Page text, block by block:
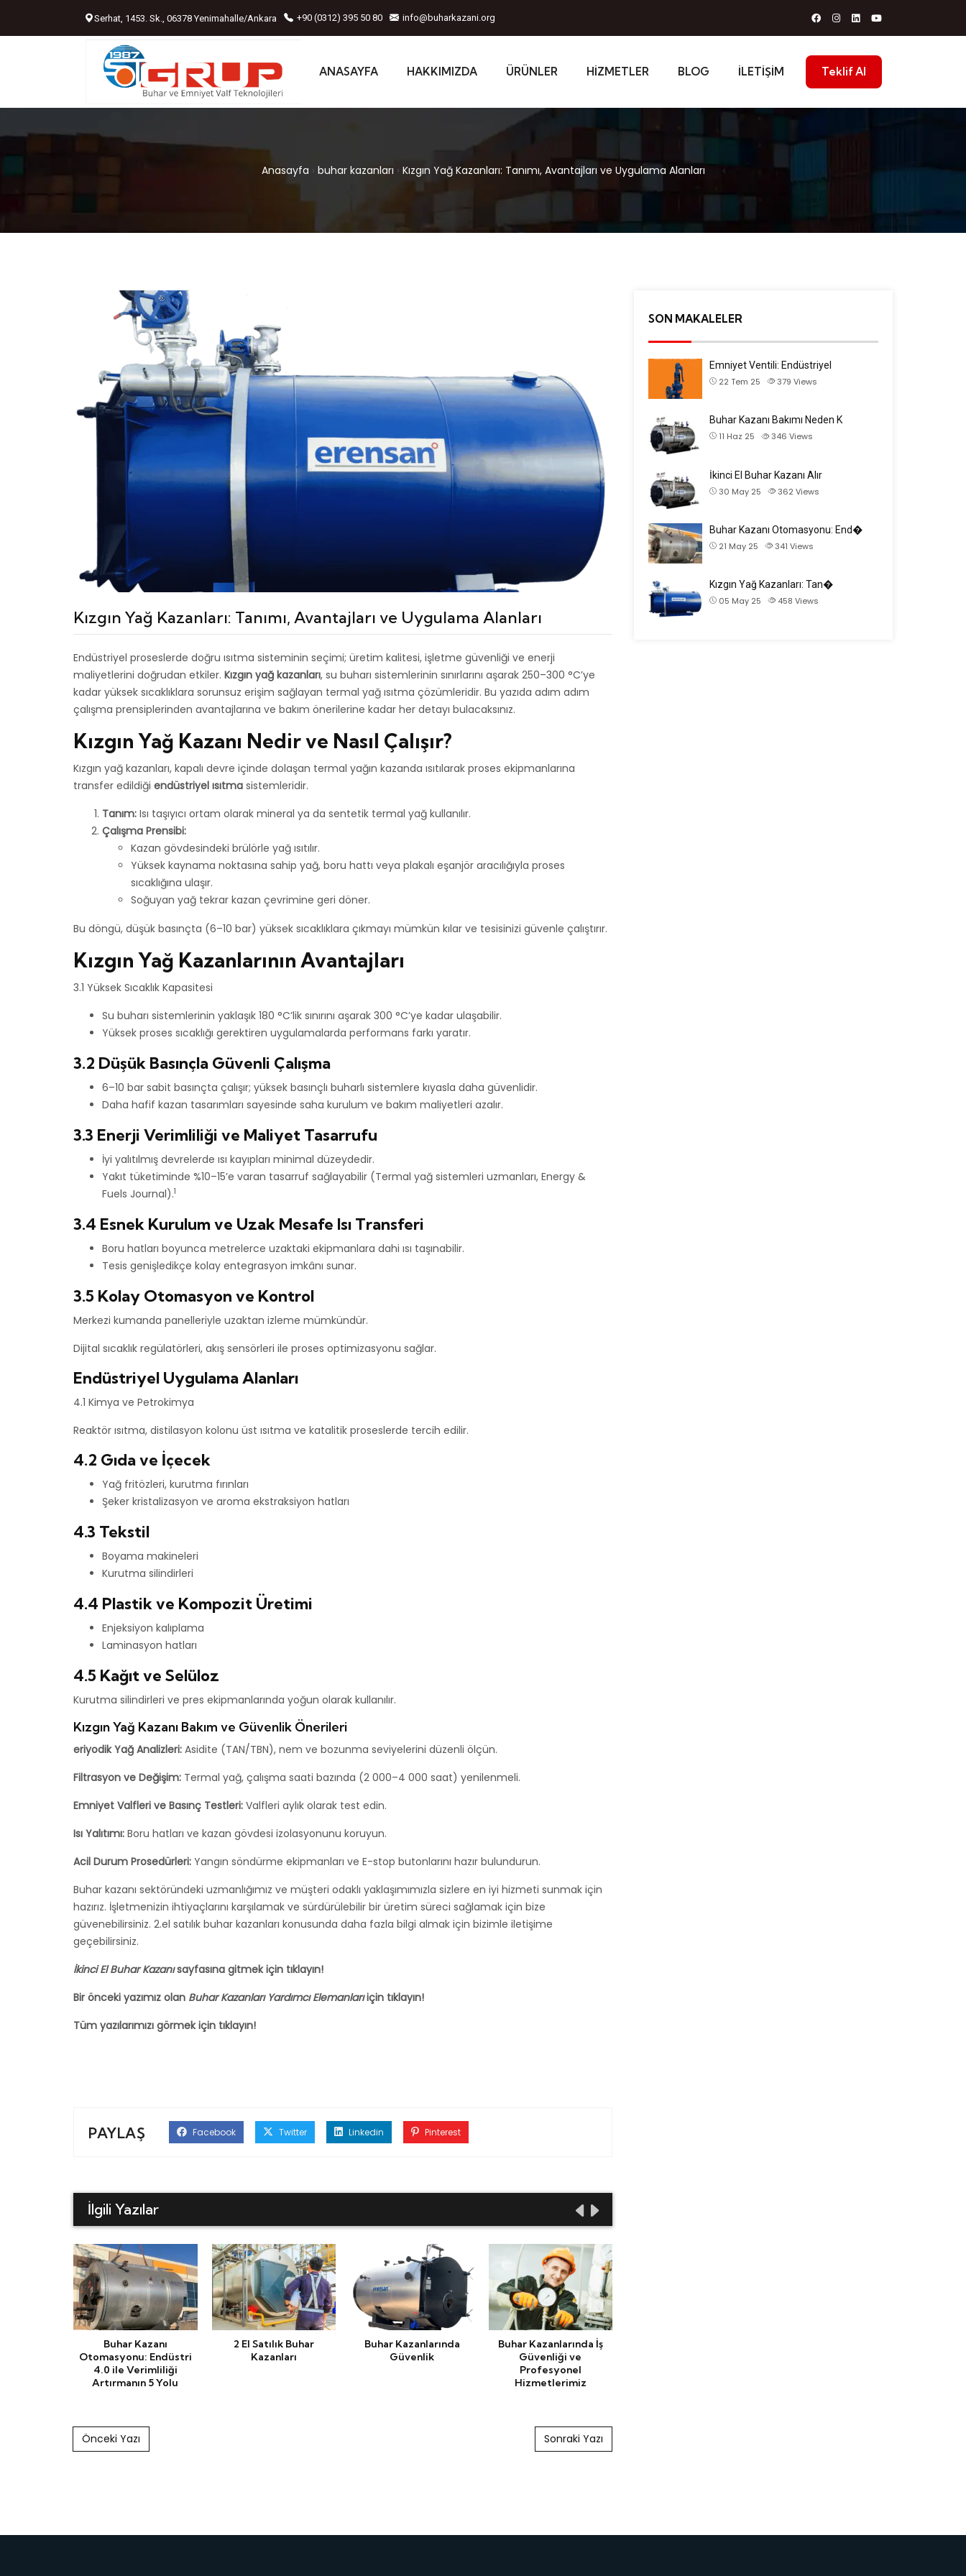
Serhat, 1453. Sk., 06378 Yenimahalle/Ankara +90 (0312) 395 50 80 info@buharkazani.org
ANASAYFA HAKKIMIZDA ÜRÜNLER HIZMETLER BLOG İLETIŞIM Teklif Al
Anasayfa › buhar kazanları › Kızgın Yağ Kazanları: Tanımı, Avantajları ve Uygulama Alanları
Kızgın Yağ Kazanları: Tanımı, Avantajları ve Uygulama Alanları
Endüstriyel proseslerde doğru ısıtma sisteminin seçimi; üretim kalitesi, işletme güvenliği ve enerji
maliyetlerini doğrudan etkiler. Kızgın yağ kazanları, su buharı sistemlerinin sınırlarını aşarak 250–300 °C’ye
kadar yüksek sıcaklıklara sorunsuz erişim sağlayan termal yağ ısıtma çözümleridir. Bu yazıda adım adım
çalışma prensiplerinden avantajlarına ve bakım önerilerine kadar her detayı bulacaksınız.
Kızgın Yağ Kazanı Nedir ve Nasıl Çalışır?
Kızgın yağ kazanları, kapalı devre içinde dolaşan termal yağın kazanda ısıtılarak proses ekipmanlarına
transfer edildiği endüstriyel ısıtma sistemleridir.
Tanım: Isı taşıyıcı ortam olarak mineral ya da sentetik termal yağ kullanılır.
Çalışma Prensibi:
Kazan gövdesindeki brülörle yağ ısıtılır.
Yüksek kaynama noktasına sahip yağ, boru hattı veya plakalı eşanjör aracılığıyla proses
sıcaklığına ulaşır.
Soğuyan yağ tekrar kazan çevrimine geri döner.
Bu döngü, düşük basınçta (6–10 bar) yüksek sıcaklıklara çıkmayı mümkün kılar ve tesisinizi güvenle çalıştırır.
Kızgın Yağ Kazanlarının Avantajları
3.1 Yüksek Sıcaklık Kapasitesi
Su buharı sistemlerinin yaklaşık 180 °C’lik sınırını aşarak 300 °C’ye kadar ulaşabilir.
Yüksek proses sıcaklığı gerektiren uygulamalarda performans farkı yaratır.
3.2 Düşük Basınçla Güvenli Çalışma
6–10 bar sabit basınçta çalışır; yüksek basınçlı buharlı sistemlere kıyasla daha güvenlidir.
Daha hafif kazan tasarımları sayesinde saha kurulum ve bakım maliyetleri azalır.
3.3 Enerji Verimliliği ve Maliyet Tasarrufu
İyi yalıtılmış devrelerde ısı kayıpları minimal düzeydedir.
Yakıt tüketiminde %10–15’e varan tasarruf sağlayabilir (Termal yağ sistemleri uzmanları, Energy &
Fuels Journal).1
3.4 Esnek Kurulum ve Uzak Mesafe Isı Transferi
Boru hatları boyunca metrelerce uzaktaki ekipmanlara dahi ısı taşınabilir.
Tesis genişledikçe kolay entegrasyon imkânı sunar.
3.5 Kolay Otomasyon ve Kontrol
Merkezi kumanda panelleriyle uzaktan izleme mümkündür.
Dijital sıcaklık regülatörleri, akış sensörleri ile proses optimizasyonu sağlar.
Endüstriyel Uygulama Alanları
4.1 Kimya ve Petrokimya
Reaktör ısıtma, distilasyon kolonu üst ısıtma ve katalitik proseslerde tercih edilir.
4.2 Gıda ve İçecek
Yağ fritözleri, kurutma fırınları
Şeker kristalizasyon ve aroma ekstraksiyon hatları
4.3 Tekstil
Boyama makineleri
Kurutma silindirleri
4.4 Plastik ve Kompozit Üretimi
Enjeksiyon kalıplama
Laminasyon hatları
4.5 Kağıt ve Selüloz
Kurutma silindirleri ve pres ekipmanlarında yoğun olarak kullanılır.
Kızgın Yağ Kazanı Bakım ve Güvenlik Önerileri
eriyodik Yağ Analizleri: Asidite (TAN/TBN), nem ve bozunma seviyelerini düzenli ölçün.
Filtrasyon ve Değişim: Termal yağ, çalışma saati bazında (2 000–4 000 saat) yenilenmeli.
Emniyet Valfleri ve Basınç Testleri: Valfleri aylık olarak test edin.
Isı Yalıtımı: Boru hatları ve kazan gövdesi izolasyonunu koruyun.
Acil Durum Prosedürleri: Yangın söndürme ekipmanları ve E-stop butonlarını hazır bulundurun.
Buhar kazanı sektöründeki uzmanlığımız ve müşteri odaklı yaklaşımımızla sizlere en iyi hizmeti sunmak için
hazırız. İşletmenizin ihtiyaçlarını karşılamak ve sürdürülebilir bir üretim süreci sağlamak için bize
güvenebilirsiniz. 2.el satılık buhar kazanları konusunda daha fazla bilgi almak için bizimle iletişime
geçebilirsiniz.
İkinci El Buhar Kazanısayfasına gitmek için tıklayın!
Bir önceki yazımız olan Buhar Kazanları Yardımcı Elemanlarıiçin tıklayın!
Tüm yazılarımızı görmek için tıklayın!
PAYLAŞ Facebook Twitter Linkedin Pinterest
İlgili Yazılar
Buhar Kazanı
Otomasyonu: Endüstri
4.0 ile Verimliliği
Artırmanın 5 Yolu
2 El Satılık Buhar
Kazanları
Buhar Kazanlarında
Güvenlik
Buhar Kazanlarında İş
Güvenliği ve
Profesyonel
Hizmetlerimiz
Post navigation
Önceki Yazı Sonraki Yazı
SON MAKALELER
Emniyet Ventili: Endüstriyel
22 Tem 25
379 Views
Buhar Kazanı Bakımı Neden K
11 Haz 25
346 Views
İkinci El Buhar Kazanı Alır
30 May 25
362 Views
Buhar Kazanı Otomasyonu: End�
21 May 25
341 Views
Kızgın Yağ Kazanları: Tan�
05 May 25
458 Views